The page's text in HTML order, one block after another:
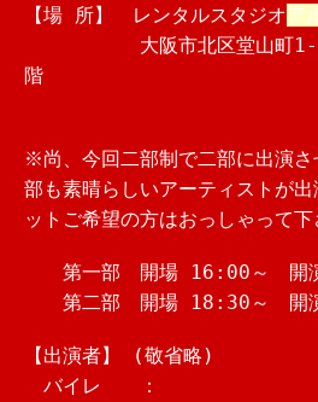
【場 所】 レンタルスタジオア
大阪市北区堂山町
階
※尚、今回二部制で二部に出演
部も素晴らしいアーティストが
ットご希望の方はおっしゃって下
第一部 開場 16:00～
第二部 開場 18:30～ 開
【出演者】 (敬省略)
バイレ ：